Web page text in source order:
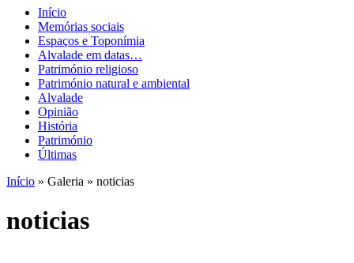
Início
Memórias sociais
Espaços e Toponímia
Alvalade em datas…
Património religioso
Património natural e ambiental
Alvalade
Opinião
História
Património
Últimas
Início » Galeria » noticias
noticias